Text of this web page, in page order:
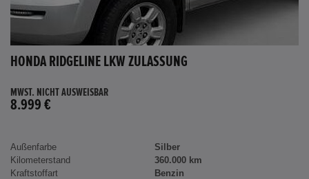
HONDA RIDGELINE LKW ZULASSUNG
MWST. NICHT AUSWEISBAR
8.999 €
Außenfarbe
Silber
Kilometerstand
360.000 km
Kraftstoffart
Benzin